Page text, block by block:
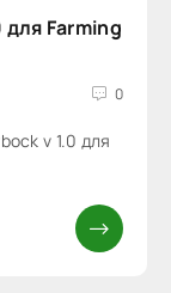
Farming
0
v 1.0 для